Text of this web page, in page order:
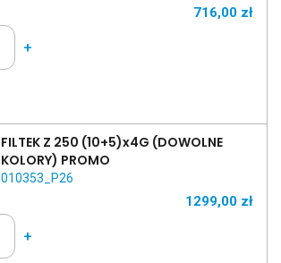
716,00 zł
+
FILTEK Z 250 (10+5)x4G (DOWOLNE
KOLORY) PROMO
010353_P26
1299,00 zł
+